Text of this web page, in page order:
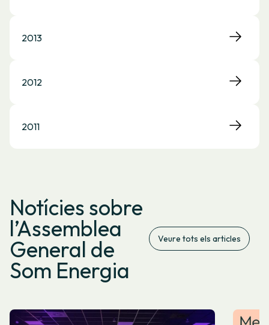
2013
2012
2011
Notícies sobre
l’Assemblea
General de
Som Energia
Veure tots els articles